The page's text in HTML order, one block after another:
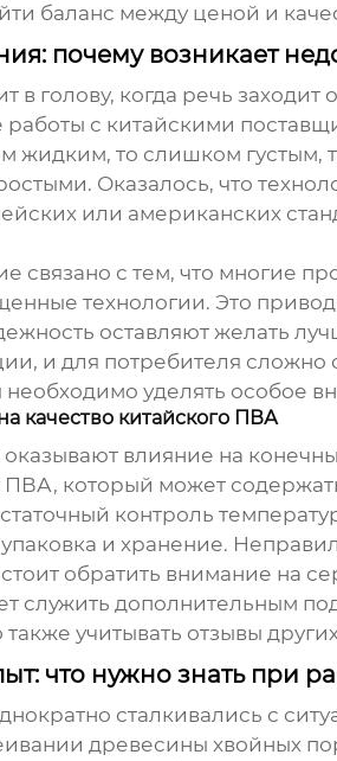
баланс между ценой и
почему возникает
в голову, когда речь заходит о
с китайскими
жидким, то слишком густым,
Оказалось, что
или американских
связано с тем, что многие
технологии. Это
оставляют желать
и для потребителя
необходимо уделять особое
качество китайского ПВА
влияние на
который может
контроль
упаковка и хранение.
обратить внимание на
служить дополнительным
учитывать отзывы
что нужно знать при
сталкивались с
древесины хвойных